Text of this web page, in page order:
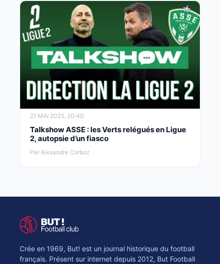
21 MAI 2025, 20:40
Talkshow ASSE : les Verts relégués en Ligue
2, autopsie d’un fiasco
Par Alexandre Corboz
Crée en 1969, But! est un journal historique du football
français. Présent sur internet depuis 2012, But Football